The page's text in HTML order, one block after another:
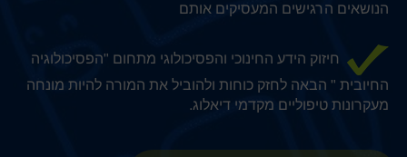
הנושאים הרגישים המעסיקים אותם
חיזוק הידע החינוכי והפסיכולוגי מתחום "הפסיכולוגיה
החיובית " הבאה לחזק כוחות ולהוביל את המורה להיות מונחה
מעקרונות טיפוליים מקדמי דיאלוג.